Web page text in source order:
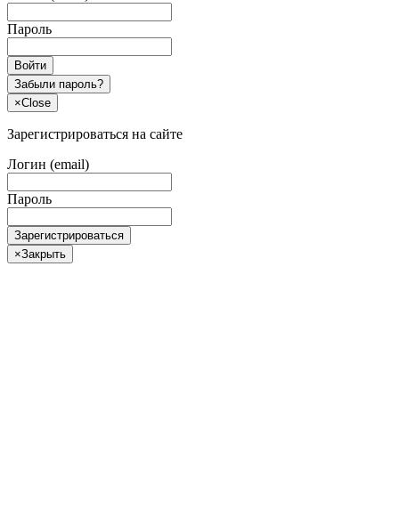
Пароль
Войти
Забыли пароль?
×Close
Зарегистрироваться на сайте
Логин (email)
Пароль
Зарегистрироваться
×Закрыть